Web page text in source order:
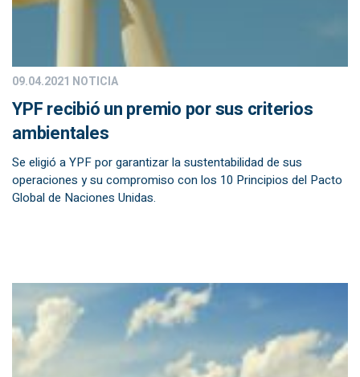
09.04.2021 NOTICIA
YPF recibió un premio por sus criterios
ambientales
Se eligió a YPF por garantizar la sustentabilidad de sus
operaciones y su compromiso con los 10 Principios del Pacto
Global de Naciones Unidas.